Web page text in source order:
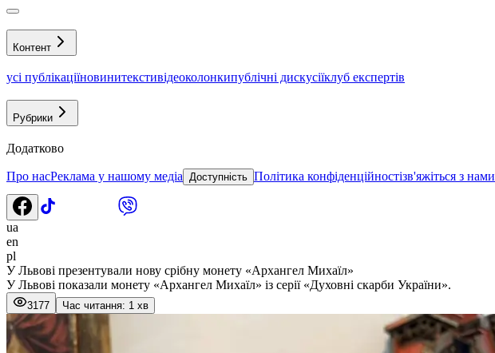
Контент
усі публікаціїновинитекстивідеоколонкипублічні дискусіїклуб експертів
Рубрики
Додатково
Про насРеклама у нашому медіа Доступність Політика конфіденційностізв'яжіться з нами
ua
en
pl
У Львові презентували нову срібну монету «Архангел Михаїл»
У Львові показали монету «Архангел Михаїл» із серії «Духовні скарби України».
3177 Час читання: 1 хв